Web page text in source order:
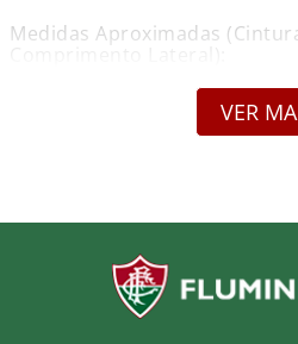
Medidas Aproximadas
M - 40cm / 54cm / 40cm
G - 42cm / 56cm / 41cm
GG - 44cm / 58cm / 42cm
Não alvejar.
Não lavar a seco.
Lavar com água fria.
Não utilizar amaciante.
Lavar e passar do lado avesso.
VER